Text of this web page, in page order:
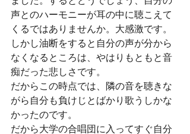
声とのハーモニーが耳の中に聴こえて
くるではありませんか。大感激です。
しかし油断をすると自分の声が分から
なくなるところは、やはりもともと音
痴だった悲しさです。
だからこの時点では、隣の音を聴きな
がら自分も負けじとばかり歌うしかな
かったのです。
だから大学の合唱団に入ってすぐ自分